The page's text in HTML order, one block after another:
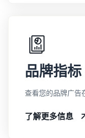
品牌指标
查看您的品牌广告
了解更多信息